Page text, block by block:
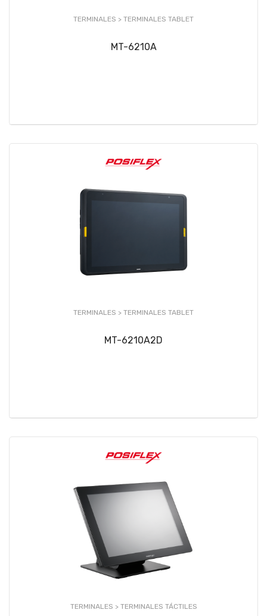
TERMINALES > TERMINALES TABLET
MT-6210A
TERMINALES > TERMINALES TABLET
MT-6210A2D
TERMINALES > TERMINALES TÁCTILES